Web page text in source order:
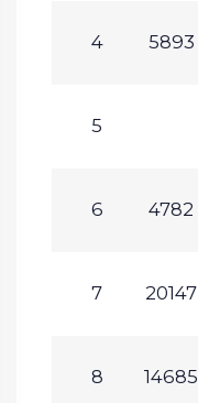
4 5893
5
6 4782
7 20147
8 14685